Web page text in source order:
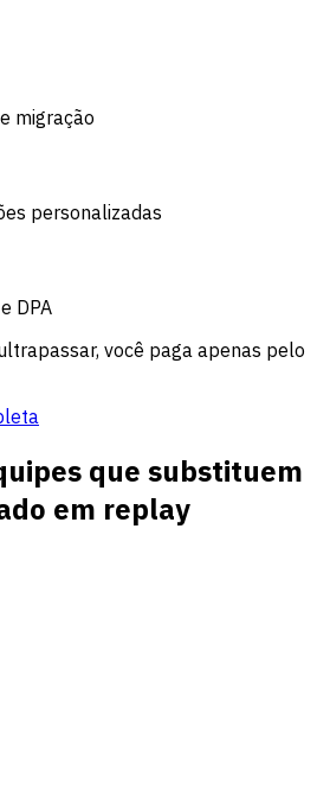
migração
personalizadas
DPA
você paga apenas pelo
que substituem
em replay
sem vídeo